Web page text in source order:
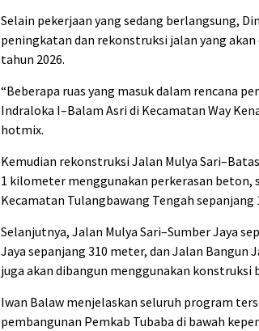
Selain pekerjaan yang sedang berlangsung,
peningkatan dan rekonstruksi jalan yang
tahun 2026.
“Beberapa ruas yang masuk dalam rencana
Indraloka I–Balam Asri di Kecamatan Way
hotmix.
Kemudian rekonstruksi Jalan Mulya
1 kilometer menggunakan perkerasan beton,
Kecamatan Tulangbawang Tengah
Selanjutnya, Jalan Mulya Sari–Sumber Jaya
Jaya sepanjang 310 meter, dan Jalan Bangun
juga akan dibangun menggunakan konstruksi
Iwan Balaw menjelaskan seluruh program
pembangunan Pemkab Tubaba di bawah